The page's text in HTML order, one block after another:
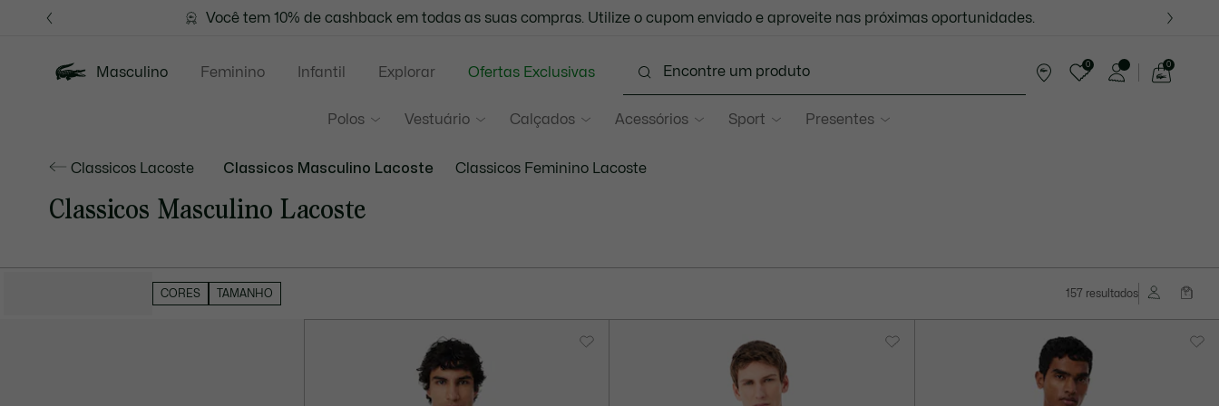
informação
FRETE GRÁTIS PARA TODO O BRASIL -Confira as regras de acordo com sua região
Você tem 10% de cashback em todas as suas compras. Utilize o cupom enviado e aproveite nas próximas oportunidades.
Masculino
Polos Vestuário Calçados Acessórios Sport Presentes
Feminino Infantil Explorar Ofertas Exclusivas
0 0
Classicos Lacoste Classicos Masculino Lacoste Classicos Feminino Lacoste
Classicos Masculino Lacoste
CORES TAMANHO 157 resultados